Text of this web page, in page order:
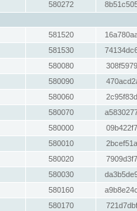
580272
581520
581530
580080
580090
580060
580070
580000
580010
580020
580030
580160
580170